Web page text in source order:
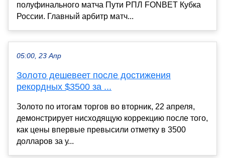
полуфинального матча Пути РПЛ FONBET Кубка
России. Главный арбитр матч...
05:00, 23 Апр
Золото дешевеет после достижения
рекордных $3500 за ...
Золото по итогам торгов во вторник, 22 апреля,
демонстрирует нисходящую коррекцию после того,
как цены впервые превысили отметку в 3500
долларов за у...